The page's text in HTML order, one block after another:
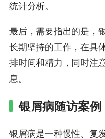
统计分析。
最后，需要指出的是，
长期坚持的工作，在具
排时间和精力，同时注
息。
银屑病随访案例
银屑病是一种慢性、复